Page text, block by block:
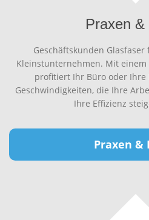
Praxen &
Geschäftskunden
Kleinstunternehmen. Mit einem
profitiert Ihr Büro oder Ihre
Geschwindigkeiten, die Ihre
Ihre Effizienz
Praxen &